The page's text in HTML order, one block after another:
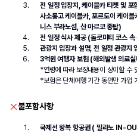
전 일정 입장지, 케이블카 티켓 및
사소롱고 케이블카, 포르도이 케이
니스 부라노섬, 산 마르코 종탑)
전 일정 식사 제공 (돌로미티 코스
관광지 입장과 설명, 전 일정 관광지
3억원 여행자 보험 (해외발생 의료
*연령에 따라 보장내용이 상이할 수
*보험은 단체여행 기간 동안만 가입
불포함사항
국제선 왕복 항공권 ( 밀라노 IN-